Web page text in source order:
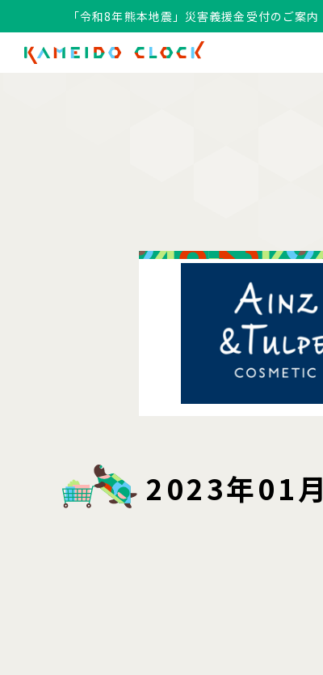
「令和8年熊本地震」災害義援金受付のご案内
「令和8年熊本地震」災害義援金受付のご案内
2023年01月